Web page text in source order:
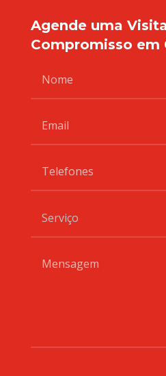
Agende uma
Compromisso em